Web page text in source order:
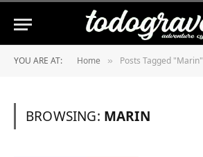
YOU ARE AT: Home » Posts Tagged "Marin"
BROWSING: MARIN